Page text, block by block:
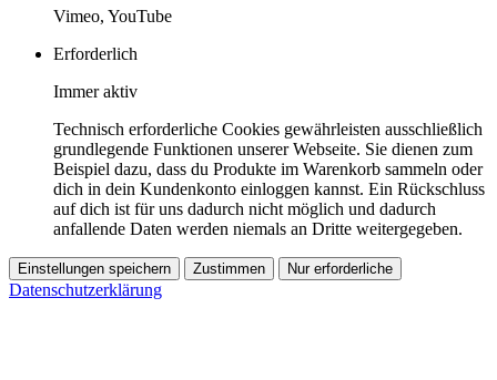
Vimeo, YouTube
Erforderlich
Immer aktiv
Technisch erforderliche Cookies gewährleisten ausschließlich
grundlegende Funktionen unserer Webseite. Sie dienen zum
Beispiel dazu, dass du Produkte im Warenkorb sammeln oder
dich in dein Kundenkonto einloggen kannst. Ein Rückschluss
auf dich ist für uns dadurch nicht möglich und dadurch
anfallende Daten werden niemals an Dritte weitergegeben.
Einstellungen speichern Zustimmen Nur erforderliche
Datenschutzerklärung